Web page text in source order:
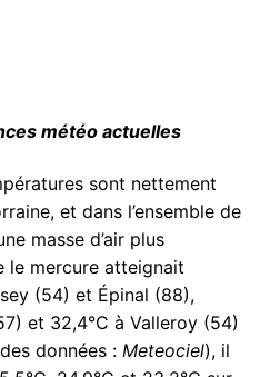
météo actuelles
sont nettement
et dans l’ensemble de
masse d’air plus
le mercure atteignait
(54) et Épinal (88),
et 32,4°C à Valleroy (54)
données : Meteociel), il